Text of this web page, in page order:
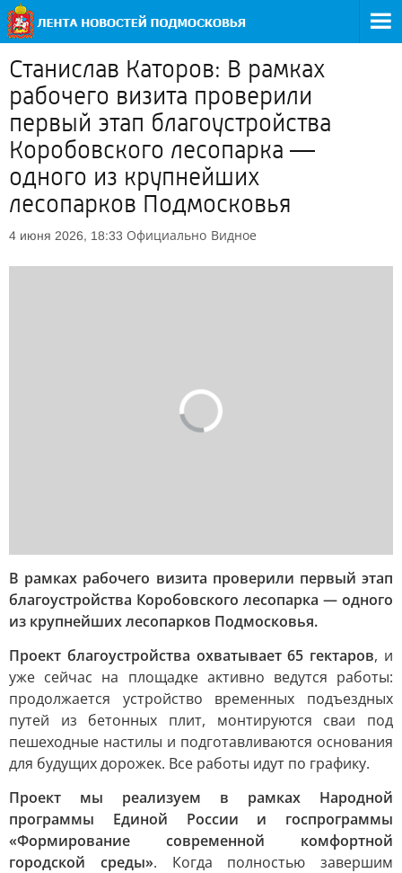
Станислав Каторов: В рамках
рабочего визита проверили
первый этап благоустройства
Коробовского лесопарка —
одного из крупнейших
лесопарков Подмосковья
4 июня 2026, 18:33 Официально Видное
В рамках рабочего визита проверили первый этап
благоустройства Коробовского лесопарка — одного
из крупнейших лесопарков Подмосковья.
Проект благоустройства охватывает 65 гектаров, и
уже сейчас на площадке активно ведутся работы:
продолжается устройство временных подъездных
путей из бетонных плит, монтируются сваи под
пешеходные настилы и подготавливаются основания
для будущих дорожек. Все работы идут по графику.
Проект мы реализуем в рамках Народной
программы Единой России и госпрограммы
«Формирование современной комфортной
городской среды». Когда полностью завершим